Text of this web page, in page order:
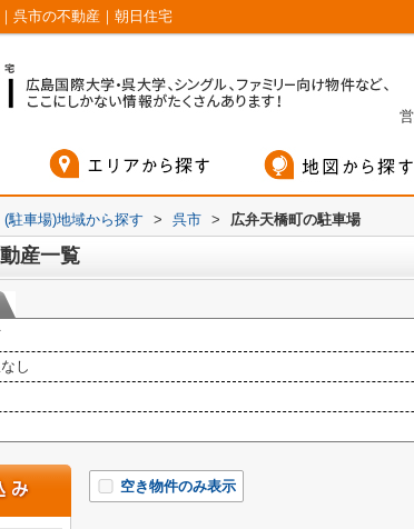
呉市の不動産｜朝日住宅
(駐車場)地域から探す > 呉市 > 広弁天橋町の駐車場
産一覧
し
空き物件のみ表示